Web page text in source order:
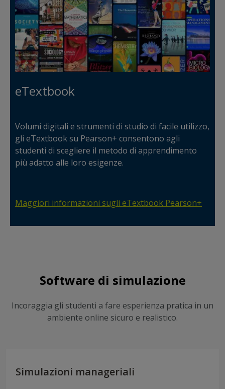
eTextbook
Volumi digitali e strumenti di studio di facile utilizzo,
gli eTextbook su Pearson+ consentono agli
studenti di scegliere il metodo di apprendimento
più adatto alle loro esigenze.
Maggiori informazioni sugli eTextbook Pearson+
Software di simulazione
Incoraggia gli studenti a fare esperienza pratica in un
ambiente online sicuro e realistico.
Simulazioni manageriali